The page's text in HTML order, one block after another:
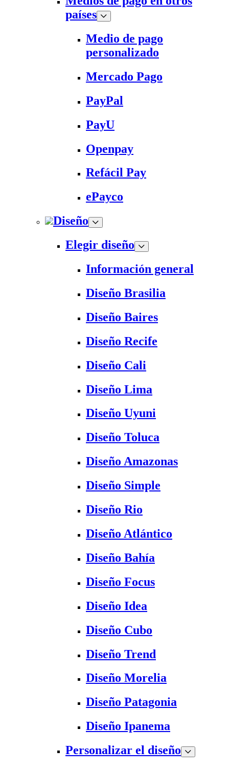
países
Medio de pago
personalizado
Mercado Pago
PayPal
PayU
Openpay
Refácil Pay
ePayco
Diseño
Elegir diseño
Información general
Diseño Brasilia
Diseño Baires
Diseño Recife
Diseño Cali
Diseño Lima
Diseño Uyuni
Diseño Toluca
Diseño Amazonas
Diseño Simple
Diseño Rio
Diseño Atlántico
Diseño Bahía
Diseño Focus
Diseño Idea
Diseño Cubo
Diseño Trend
Diseño Morelia
Diseño Patagonia
Diseño Ipanema
Personalizar el diseño